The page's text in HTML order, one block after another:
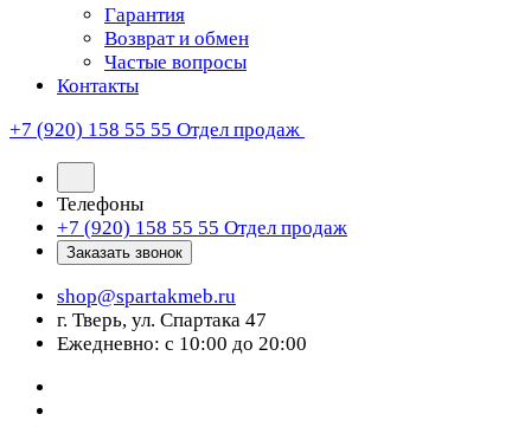
Гарантия
Возврат и обмен
Частые вопросы
Контакты
+7 (920) 158 55 55 Отдел продаж
Телефоны
+7 (920) 158 55 55 Отдел продаж
Заказать звонок
shop@spartakmeb.ru
г. Тверь, ул. Спартака 47
Ежедневно: с 10:00 до 20:00